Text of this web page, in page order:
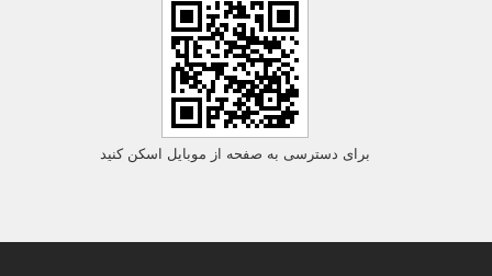
برای دسترسی به صفحه از موبایل اسکن کنید